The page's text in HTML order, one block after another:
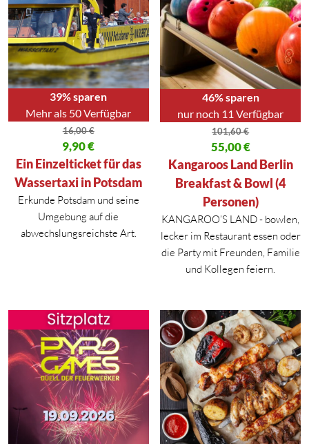
39% sparen
Mehr als 50 Verfügbar
16,00€
Ursprünglicher Preis war: 16,00 €
9,90€
Aktueller Preis ist: 9,90 €.
Ein Einzelticket für das
Wassertaxi in Potsdam
Erkunde Potsdam und seine
Umgebung auf die
abwechslungsreichste Art.
46% sparen
nur noch 11 Verfügbar
101,60€
Ursprünglicher Preis war:
55,00€
Aktueller Preis ist: 55,00 €.
Kangaroos Land Berlin
Breakfast & Bowl (4
Personen)
KANGAROO’S LAND - bowlen,
lecker im Restaurant essen oder
die Party mit Freunden, Familie
und Kollegen feiern.